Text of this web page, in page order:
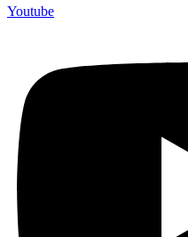
Youtube